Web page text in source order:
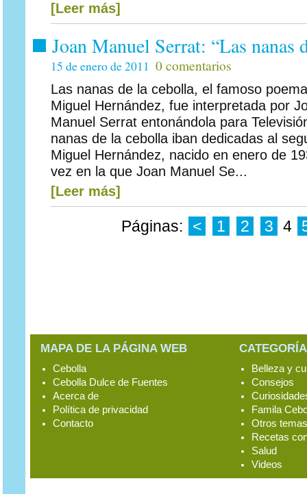
[Leer más]
Joan Manuel Serrat: “Las nanas
15 de enero de 2011 0 comentarios
Las nanas de la cebolla, el famoso
Miguel Hernández, fue interpretada por
Manuel Serrat entonándola para
nanas de la cebolla iban dedicadas al
Miguel Hernández, nacido en enero de
vez en la que Joan Manuel Se...
[Leer más]
Páginas: < 1 2 3 4
MAPA DE LA PÁGINA WEB
Cebolla
Cebolla Dulce de Fuentes
Acerca de
Política de privacidad
Contacto
Belleza y
Consejos
Famila
Otros temas
Recetas
Salud
Videos